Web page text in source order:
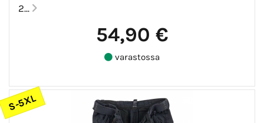
2...
54,90 €
varastossa
S-5XL